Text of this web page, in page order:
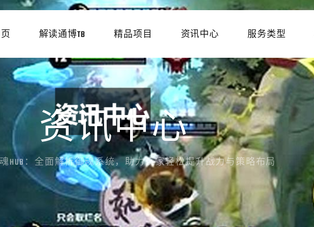
解读通博TB 精品项目 资讯中心 服务类型
资讯中心
HUB：全面解析御魂系统，助力玩家轻松提升战力与策略布局